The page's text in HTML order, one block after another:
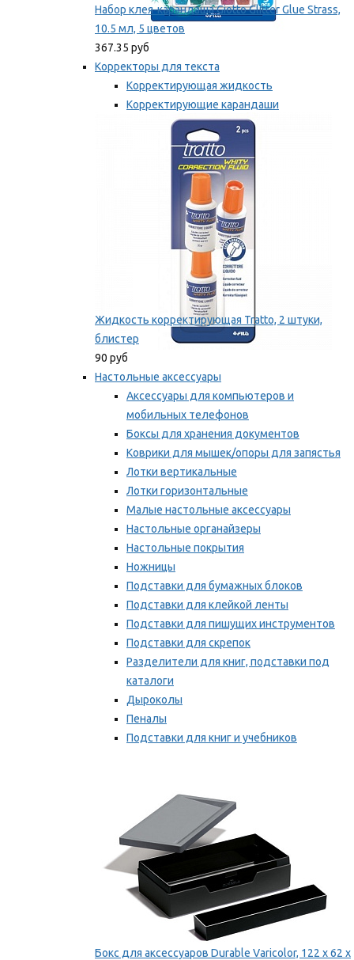
Набор клея-карандаша Giotto Glitter Glue Strass,
10.5 мл, 5 цветов
367.35 руб
Корректоры для текста
Корректирующая жидкость
Корректирующие карандаши
Корректирующие ленты
Мы рекомендуем
Жидкость корректирующая Tratto, 2 штуки,
блистер
90 руб
Настольные аксессуары
Аксессуары для компьютеров и
мобильных телефонов
Боксы для хранения документов
Коврики для мышек/опоры для запястья
Лотки вертикальные
Лотки горизонтальные
Малые настольные аксессуары
Настольные органайзеры
Настольные покрытия
Ножницы
Подставки для бумажных блоков
Подставки для клейкой ленты
Подставки для пишущих инструментов
Подставки для скрепок
Разделители для книг, подставки под
каталоги
Дыроколы
Пеналы
Подставки для книг и учебников
Бокс для аксессуаров Durable Varicolor, 122 x 62 x